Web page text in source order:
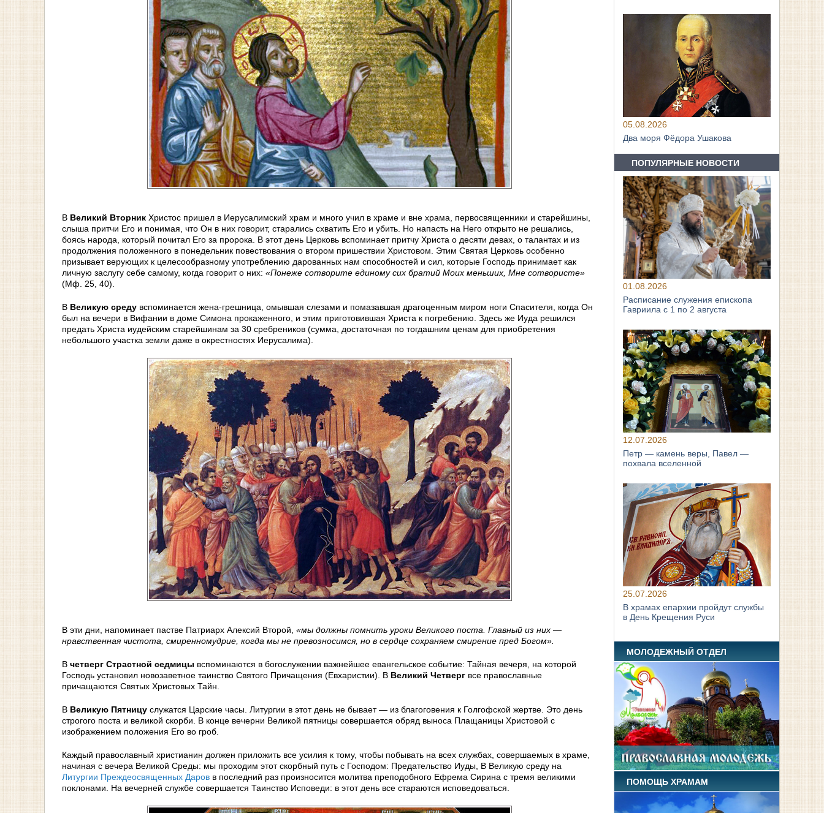
В Великий Вторник Христос пришел в Иерусалимский храм и много учил в храме и вне храма, первосвященники и старейшины,
слыша притчи Его и понимая, что Он в них говорит, старались схватить Его и убить. Но напасть на Него открыто не решались,
боясь народа, который почитал Его за пророка. В этот день Церковь вспоминает притчу Христа о десяти девах, о талантах и из
продолжения положенного в понедельник повествования о втором пришествии Христовом. Этим Святая Церковь особенно
призывает верующих к целесообразному употреблению дарованных нам способностей и сил, которые Господь принимает как
личную заслугу себе самому, когда говорит о них: «Понеже сотворите единому сих братий Моих меньших, Мне сотвористе»
(Мф. 25, 40).
В Великую среду вспоминается жена-грешница, омывшая слезами и помазавшая драгоценным миром ноги Спасителя, когда Он
был на вечери в Вифании в доме Симона прокаженного, и этим приготовившая Христа к погребению. Здесь же Иуда решился
предать Христа иудейским старейшинам за 30 сребреников (сумма, достаточная по тогдашним ценам для приобретения
небольшого участка земли даже в окрестностях Иерусалима).
В эти дни, напоминает пастве Патриарх Алексий Второй, «мы должны помнить уроки Великого поста. Главный из них —
нравственная чистота, смиренномудрие, когда мы не превозносимся, но в сердце сохраняем смирение пред Богом».
В четверг Страстной седмицы вспоминаются в богослужении важнейшее евангельское событие: Тайная вечеря, на которой
Господь установил новозаветное таинство Святого Причащения (Евхаристии). В Великий Четверг все православные
причащаются Святых Христовых Тайн.
В Великую Пятницу служатся Царские часы. Литургии в этот день не бывает — из благоговения к Голгофской жертве. Это день
строгого поста и великой скорби. В конце вечерни Великой пятницы совершается обряд выноса Плащаницы Христовой с
изображением положения Его во гроб.
Каждый православный христианин должен приложить все усилия к тому, чтобы побывать на всех службах, совершаемых в храме,
начиная с вечера Великой Среды: мы проходим этот скорбный путь с Господом: Предательство Иуды, В Великую среду на
Литургии Преждеосвященных Даров в последний раз произносится молитва преподобного Ефрема Сирина с тремя великими
поклонами. На вечерней службе совершается Таинство Исповеди: в этот день все стараются исповедоваться.
05.08.2026
Два моря Фёдора Ушакова
ПОПУЛЯРНЫЕ НОВОСТИ
01.08.2026
Расписание служения епископа
Гавриила с 1 по 2 августа
12.07.2026
Петр — камень веры, Павел —
похвала вселенной
25.07.2026
В храмах епархии пройдут службы
в День Крещения Руси
МОЛОДЕЖНЫЙ ОТДЕЛ
ПОМОЩЬ ХРАМАМ